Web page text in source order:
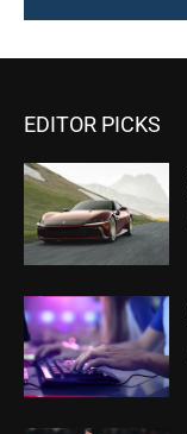
EDITOR PICKS